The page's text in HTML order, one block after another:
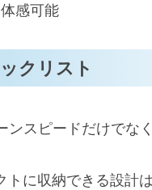
感可能
クリスト
スピードだけでな
に収納できる設計